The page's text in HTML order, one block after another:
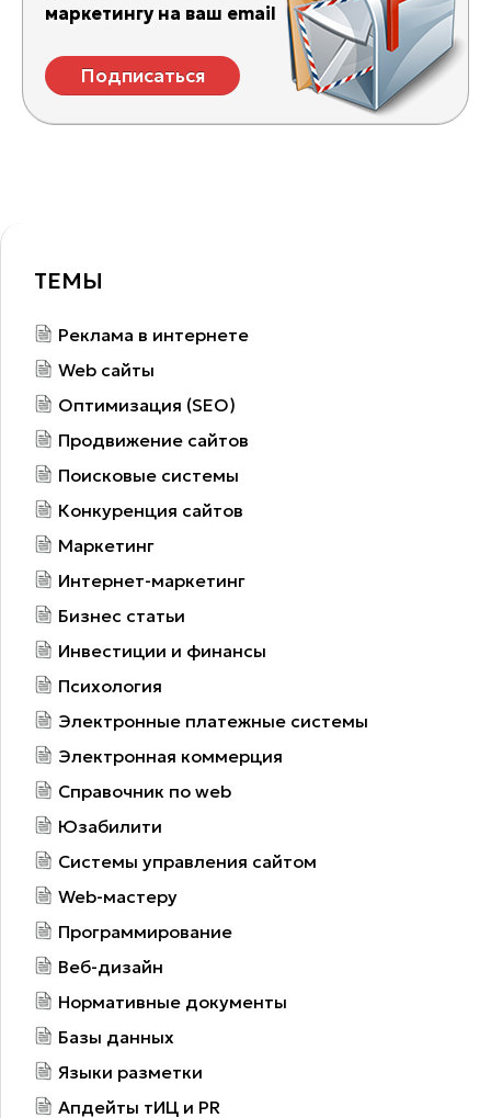
маркетингу на ваш email
Подписаться
ТЕМЫ
Реклама в интернете
Web сайты
Оптимизация (SEO)
Продвижение сайтов
Поисковые системы
Конкуренция сайтов
Маркетинг
Интернет-маркетинг
Бизнес статьи
Инвестиции и финансы
Психология
Электронные платежные системы
Электронная коммерция
Справочник по web
Юзабилити
Системы управления сайтом
Web-мастеру
Программирование
Веб-дизайн
Нормативные документы
Базы данных
Языки разметки
Апдейты тИЦ и PR